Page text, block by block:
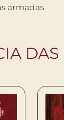
armadas
DAS